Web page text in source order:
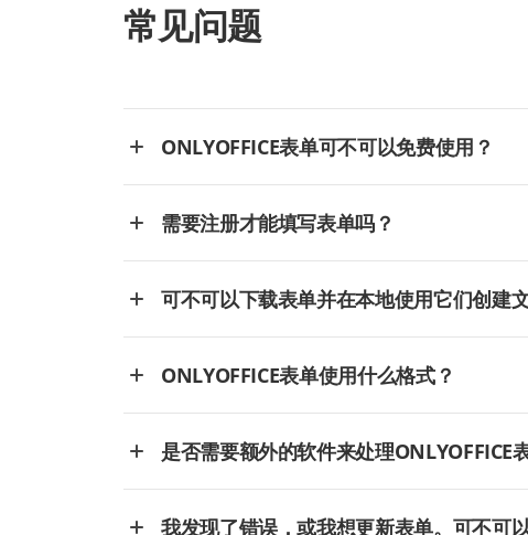
常见问题
ONLYOFFICE表单可不可以免费使用？
需要注册才能填写表单吗？
可不可以下载表单并在本地使用它们创建
ONLYOFFICE表单使用什么格式？
是否需要额外的软件来处理ONLYOFFICE
我发现了错误，或我想更新表单。可不可